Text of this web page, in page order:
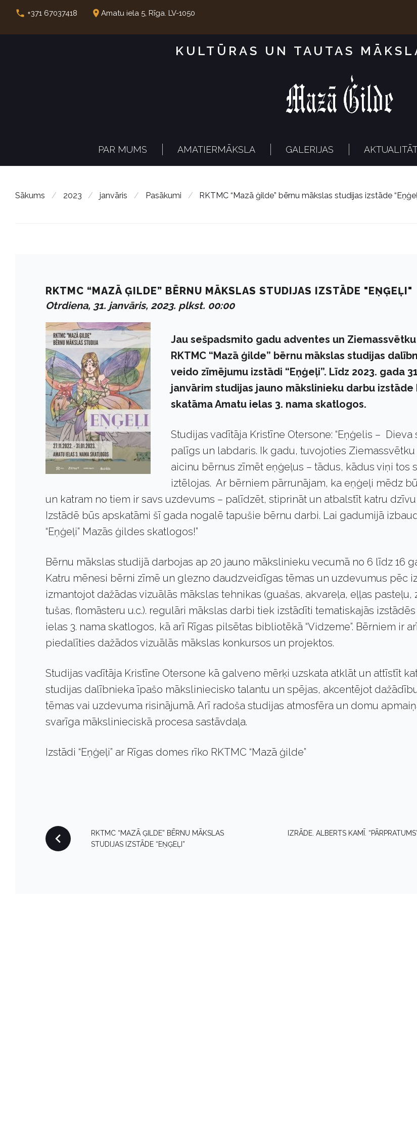
e
call +371 67037418 place Amatu iela 5, Rīga. LV-1050
KULTŪRAS UN TAUTAS
PAR MUMS AMATIERMĀKSLA GALERIJAS
Sākums / 2023 / janvāris / Pasākumi / RKTMC “Mazā ģilde” bērnu mākslas studijas izstāde
RKTMC “MAZĀ ĢILDE” BĒRNU MĀKSLAS STUDIJAS IZSTĀDE "EŅĢEĻI"
Otrdiena, 31. janvāris, 2023. plkst. 00:00
Jau sešpadsmito gadu adventes un
RKTMC “Mazā ģilde” bērnu mākslas studijas
veido zīmējumu izstādi “Eņģeļi”. Līdz 2023. gada
janvārim studijas jauno mākslinieku darbu izstāde
skatāma Amatu ielas 3. nama skatlogos.
Studijas vadītāja Kristīne Otersone: “Eņģelis – Dieva
palīgs un labdaris. Ik gadu, tuvojoties
aicinu bērnus zīmēt eņģeļus – tādus, kādus viņi tos
iztēlojas. Ar bērniem pārrunājam, ka eņģeļi mēdz
un katram no tiem ir savs uzdevums – palīdzēt, stiprināt un atbalstīt katru
Izstādē būs apskatāmi šī gada nogalē tapušie bērnu darbi. Lai gadumijā
“Eņģeļi” Mazās ģildes skatlogos!”
Bērnu mākslas studijā darbojas ap 20 jauno mākslinieku vecumā no 6 līdz 16
Katru mēnesi bērni zīmē un glezno daudzveidīgas tēmas un uzdevumus pēc
izmantojot dažādas vizuālās mākslas tehnikas (guašas, akvareļa, eļļas pasteļu,
tušas, flomāsteru u.c.). regulāri mākslas darbi tiek izstādīti tematiskajās
ielas 3. nama skatlogos, kā arī Rīgas pilsētas bibliotēkā “Vidzeme”. Bērniem ir
piedalīties dažādos vizuālās mākslas konkursos un projektos.
Studijas vadītāja Kristīne Otersone kā galveno mērķi uzskata atklāt un attīstīt
studijas dalībnieka īpašo māksliniecisko talantu un spējas, akcentējot
tēmas vai uzdevuma risinājumā. Arī radoša studijas atmosfēra un domu
svarīga mākslinieciskā procesa sastāvdaļa.
Izstādi “Eņģeļi” ar Rīgas domes rīko RKTMC “Mazā ģilde”
P
O
RKTMC “MAZĀ ĢILDE” BĒRNU MĀKSLAS
STUDIJAS IZSTĀDE “EŅĢEĻI”
IZRĀDE. ALBERTS KAMĪ.